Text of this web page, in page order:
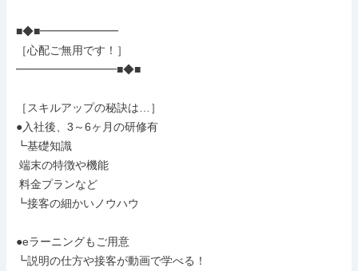
■◆■━━━━━━━
［心配ご無用です！］
━━━━━━━━━■◆■
［スキルアップの秘訣は…］
●入社後、3～6ヶ月の研修有
┗基礎知識
┗接客の細かいノウハウ
●eラーニングもご用意
┗説明の仕方や接客が動画で学べる！